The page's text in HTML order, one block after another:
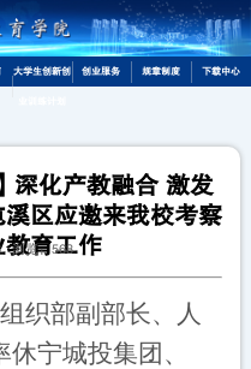
大学生创新创 创业服务 规章制度 下载中心
深化产教融合 激发
区应邀来我校考察
育工作
浏览：568
织部副部长、人
宁城投集团、